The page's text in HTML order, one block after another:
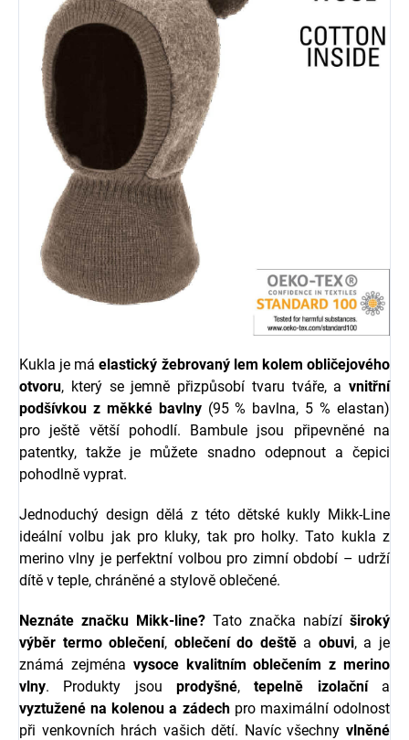
Kukla je máelastický žebrovaný lem kolem obličejového
otvoru, který se jemně přizpůsobí tvaru tváře, a vnitřní
podšívkou z měkké bavlny(95 % bavlna, 5 % elastan)
pro ještě větší pohodlí. Bambule jsou připevněné na
patentky, takže je můžete snadno odepnout a čepici
pohodlně vyprat.
Jednoduchý design dělá z této dětské kukly Mikk-Line
ideální volbu jak pro kluky, tak pro holky. Tato kukla z
merino vlny je perfektní volbou pro zimní období – udrží
dítě v teple, chráněné a stylově oblečené.
Neznáte značku Mikk-line? Tato značka nabízí široký
výběr termo oblečení, oblečení do deštěa obuvi, a je
známá zejména vysoce kvalitním oblečením z merino
vlny. Produkty jsou prodyšné,tepelně izolačnía
vyztužené na kolenou a zádechpro maximální odolnost
při venkovních hrách vašich dětí. Navíc všechny vlněné